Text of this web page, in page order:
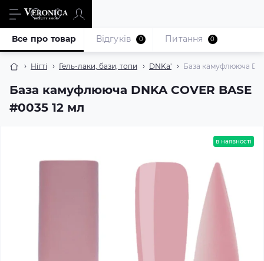
Нігті Гель-лаки, бази, топи DNKa' База камуфлююча
База камуфлююча DNKA COVER BASE
#0035 12 мл
Все про товар Відгуків 0 Питання 0
в наявності